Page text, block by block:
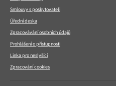
Smlouvy s poskytovateli
Úřední deska
Zpracovávání osobních údajů
Prohlášení o přístupnosti
Linka pro neslyšící
Zpracování cookies